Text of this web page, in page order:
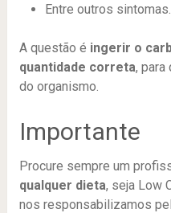
Entre outros sintomas.
A questão é ingerir o
quantidade correta, para
do organismo.
Importante
Procure sempre um
qualquer dieta, seja Low
nos responsabilizamos